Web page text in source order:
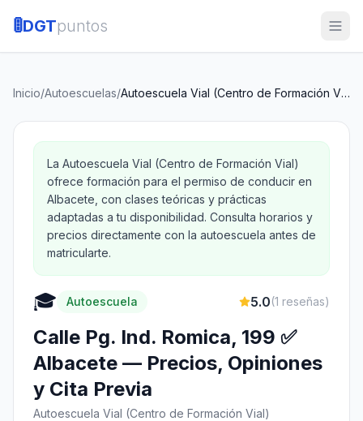
🚦DGTpuntos
Inicio/Autoescuelas/ Autoescuela Vial (Centro de Formación Vial)
La Autoescuela Vial (Centro de Formación Vial)
ofrece formación para el permiso de conducir en
Albacete, con clases teóricas y prácticas
adaptadas a tu disponibilidad. Consulta horarios y
precios directamente con la autoescuela antes de
matricularte.
🎓 Autoescuela 5.0(1 reseñas)
Calle Pg. Ind. Romica, 199 ✅
Albacete — Precios, Opiniones
y Cita Previa
Autoescuela Vial (Centro de Formación Vial)